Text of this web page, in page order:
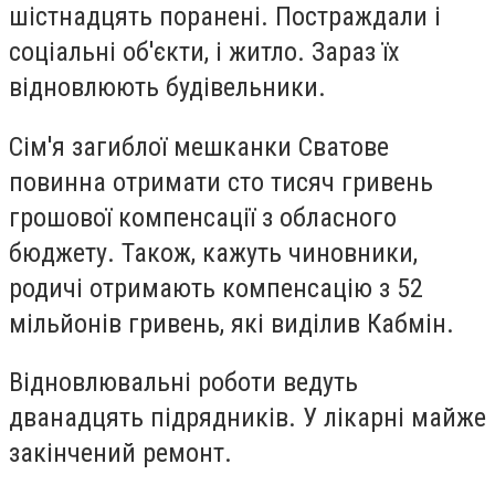
шістнадцять поранені. Постраждали і
соціальні об'єкти, і житло. Зараз їх
відновлюють будівельники.
Сім'я загиблої мешканки Сватове
повинна отримати сто тисяч гривень
грошової компенсації з обласного
бюджету. Також, кажуть чиновники,
родичі отримають компенсацію з 52
мільйонів гривень, які виділив Кабмін.
Відновлювальні роботи ведуть
дванадцять підрядників. У лікарні майже
закінчений ремонт.